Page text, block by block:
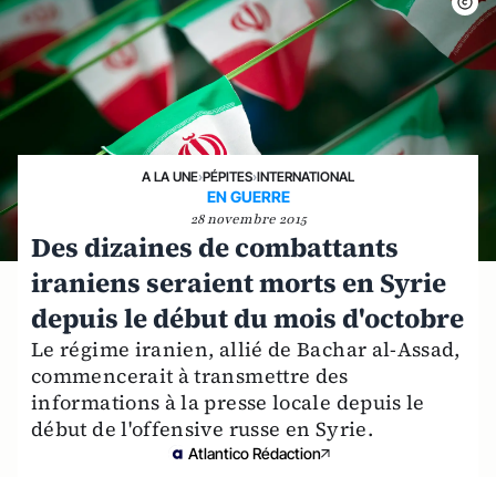
A LA UNE›PÉPITES›INTERNATIONAL
EN GUERRE
28 novembre 2015
Des dizaines de combattants
iraniens seraient morts en Syrie
depuis le début du mois d'octobre
Le régime iranien, allié de Bachar al-Assad,
commencerait à transmettre des
informations à la presse locale depuis le
début de l'offensive russe en Syrie.
Atlantico Rédaction